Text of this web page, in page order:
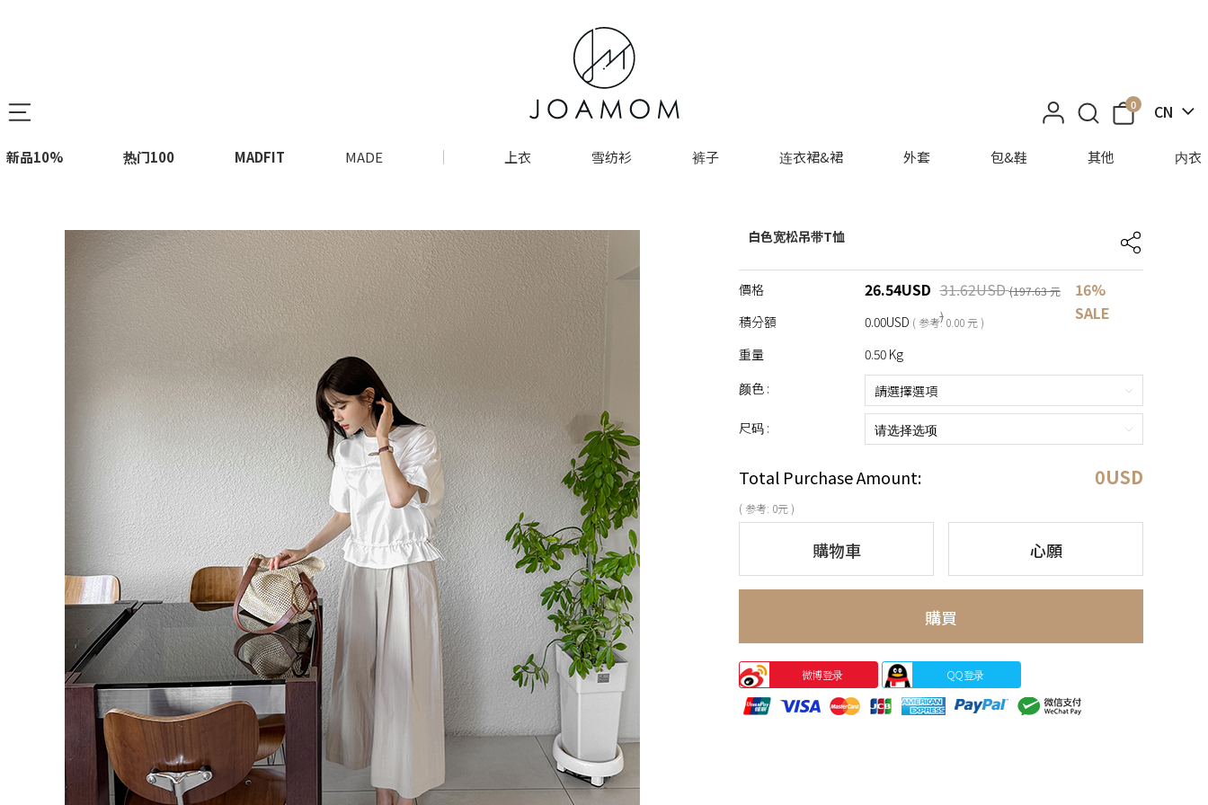
0 CN
新品10% 热门100 MADFIT MADE 上衣 雪纺衫 裤子 连衣裙&裙 外套 包&鞋 其他 内衣
白色宽松吊带T恤
價格 26.54USD 31.62USD (197.63 元
)
16%
SALE
積分額 0.00USD ( 参考: 0.00 元 )
重量
0.50 Kg
颜色 :
尺码 :
Total Purchase Amount: 0USD
( 参考: 0元 )
購物車 心願
購買
微博登录 QQ登录